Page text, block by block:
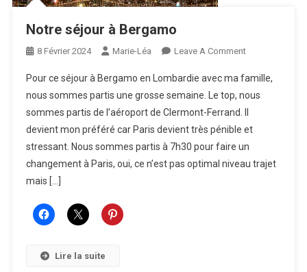
Notre séjour à Bergamo
8 Février 2024 Marie-Léa Leave A CommentOn
Séjour
À
Bergamo
Pour ce séjour à Bergamo en Lombardie avec ma famille,
nous sommes partis une grosse semaine. Le top, nous
sommes partis de l’aéroport de Clermont-Ferrand. Il
devient mon préféré car Paris devient très pénible et
stressant. Nous sommes partis à 7h30 pour faire un
changement à Paris, oui, ce n’est pas optimal niveau trajet
mais […]
Lire la suite